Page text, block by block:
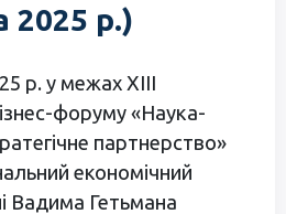
2025 р.)
р. у межах ХІІІ
форуму «Наука-
партнерство»
економічний
Вадима Гетьмана